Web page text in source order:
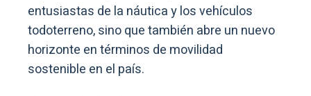
entusiastas de la náutica y los vehículos
todoterreno, sino que también abre un nuevo
horizonte en términos de movilidad
sostenible en el país.